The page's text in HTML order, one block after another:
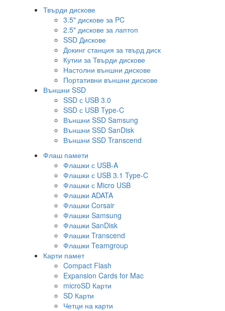
Твърди дискове
3.5" дискове за PC
2.5" дискове за лаптоп
SSD Дискове
Докинг станция за твърд диск
Кутии за Твърди дискове
Настолни външни дискове
Портативни външни дискове
Външни SSD
SSD с USB 3.0
SSD с USB Type-C
Външни SSD Samsung
Външни SSD SanDisk
Външни SSD Transcend
Флаш памети
Флашки с USB-A
Флашки с USB 3.1 Type-C
Флашки с Micro USB
Флашки ADATA
Флашки Corsair
Флашки Samsung
Флашки SanDisk
Флашки Transcend
Флашки Teamgroup
Карти памет
Compact Flash
Expansion Cards for Mac
microSD Карти
SD Карти
Четци на карти